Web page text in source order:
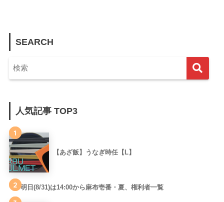
SEARCH
人気記事 TOP3
1
【あざ飯】うなぎ時任【L】
2 明日(8/31)は14:00から麻布壱番・夏、権利者一覧